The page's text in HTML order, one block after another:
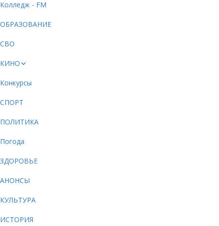
Колледж - FM
ОБРАЗОВАНИЕ
СВО
КИНО
Конкурсы
СПОРТ
ПОЛИТИКА
Погода
ЗДОРОВЬЕ
АНОНСЫ
КУЛЬТУРА
ИСТОРИЯ